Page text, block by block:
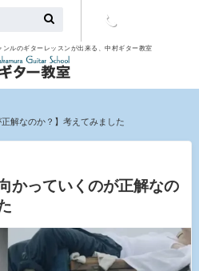
ルのギターレッスンが出来る、中村ギター教室
解なのか？】考えてみました
かっていくのが正解なの